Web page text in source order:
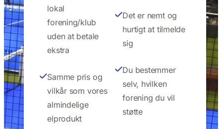
lokal
forening/klub
uden at betale
ekstra
Samme pris og
vilkår som vores
almindelige
elprodukt
Det er nemt og
hurtigt at tilmelde
sig
Du bestemmer
selv, hvilken
forening du vil
støtte